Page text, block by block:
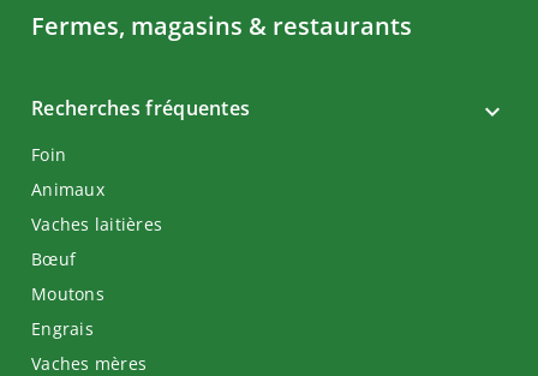
Fermes, magasins & restaurants
Recherches fréquentes
Foin
Animaux
Vaches laitières
Bœuf
Moutons
Engrais
Vaches mères